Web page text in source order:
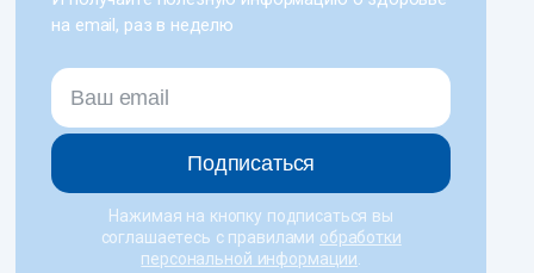
на email, раз в неделю
Подписаться
Нажимая на кнопку подписаться вы
соглашаетесь с правилами обработки
персональной информации